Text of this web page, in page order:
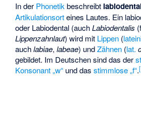
In der Phonetikbeschreibt
Artikulationsorteines Lautes. Ein
oder Labiodental (auchLabiodentalis
Lippenzahnlaut) wird mit Lippen (
auchlabiae,labeae) undZähnen (lat.
gebildet. Im Deutschen sind das der
Konsonant „w“ und dasstimmlose „f“.